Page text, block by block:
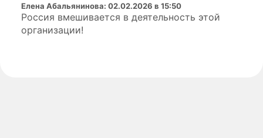
Елена Абальянинова: 02.02.2026 в 15:50
Россия вмешивается в деятельность этой
организации!